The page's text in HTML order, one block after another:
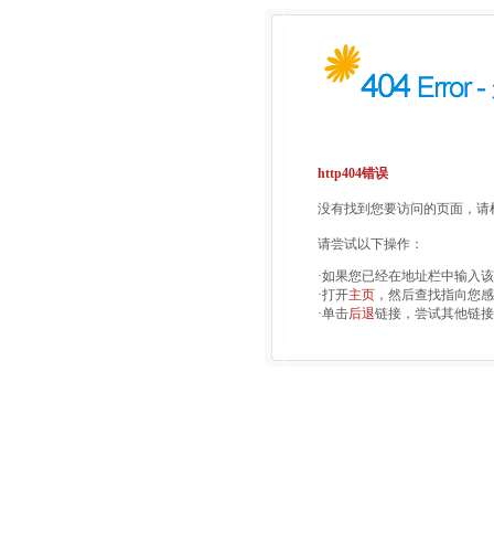
http404错误
没有找到您要访问的页面，
请尝试以下操作：
·如果您已经在地址栏中输入
·打开主页 ，然后查找指向您
·单击后退链接，尝试其他链